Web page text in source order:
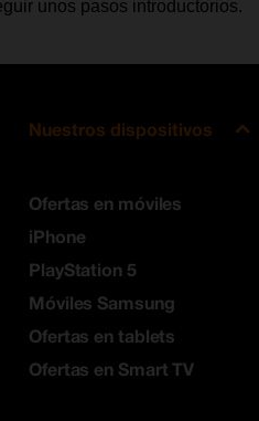
unos pasos introductorios.
Nuestros dispositivos
Ofertas en móviles
iPhone
PlayStation 5
Móviles Samsung
Ofertas en tablets
Ofertas en Smart TV